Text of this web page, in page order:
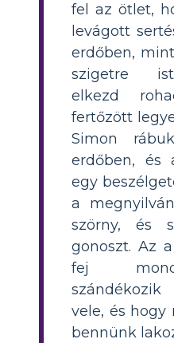
fel az ötlet,
levágott
erdőben,
szigetre
elkezd
fertőzött
Simon
erdőben, és
egy
a
szörny, és
gonoszt. Az
fej
vele, és hogy
bennünk